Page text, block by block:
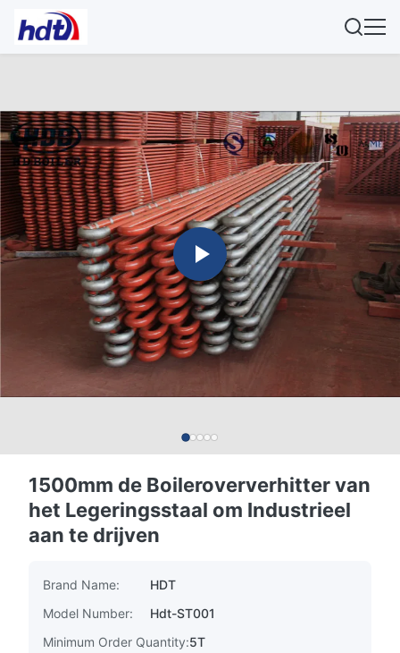
1500mm de Boileroververhitter van
het Legeringsstaal om Industrieel
aan te drijven
Brand Name:
HDT
Model Number:
Hdt-ST001
Minimum Order Quantity:5T